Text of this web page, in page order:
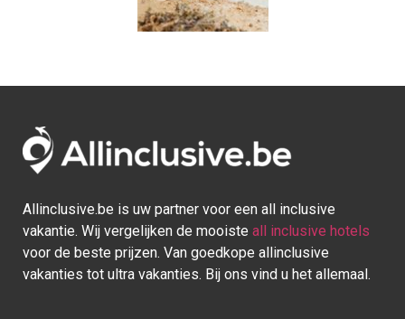
Allinclusive.be is uw partner voor een all inclusive
vakantie. Wij vergelijken de mooiste all inclusive hotels
voor de beste prijzen. Van goedkope allinclusive
vakanties tot ultra vakanties. Bij ons vind u het allemaal.